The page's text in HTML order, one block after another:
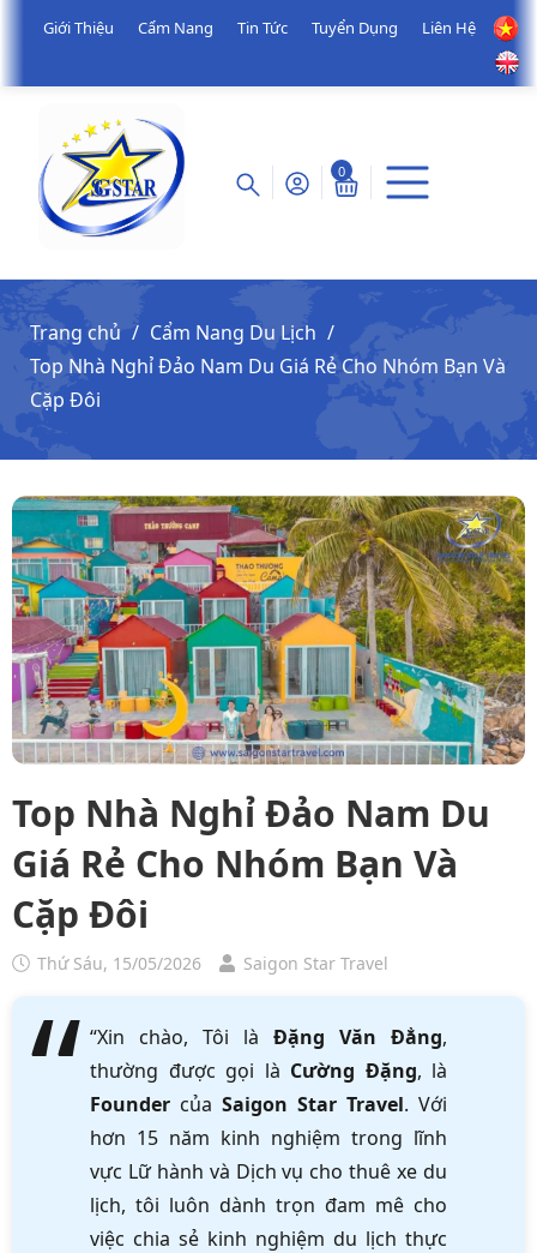
Giới Thiệu Cẩm Nang Tin Tức Tuyển Dụng Liên Hệ
0
Trang chủ
Cẩm Nang Du Lịch
Top Nhà Nghỉ Đảo Nam Du Giá Rẻ Cho Nhóm Bạn Và
Cặp Đôi
Top Nhà Nghỉ Đảo Nam Du
Giá Rẻ Cho Nhóm Bạn Và
Cặp Đôi
Thứ Sáu, 15/05/2026 Saigon Star Travel
“Xin chào, Tôi là Đặng Văn Đẳng,
thường được gọi là Cường Đặng, là
Founder của Saigon Star Travel. Với
hơn 15 năm kinh nghiệm trong lĩnh
vực Lữ hành và Dịch vụ cho thuê xe du
lịch, tôi luôn dành trọn đam mê cho
việc chia sẻ kinh nghiệm du lịch thực